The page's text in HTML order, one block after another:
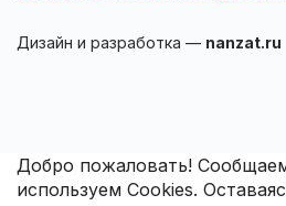
Дизайн и разработка — nanzat.ru
Добро пожаловать!
используем Cookies.